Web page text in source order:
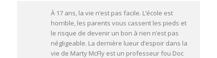
À 17 ans, la vie n’est pas facile. L’école est
horrible, les parents vous cassent les pieds et
le risque de devenir un bon à rien n’est pas
négligeable. La dernière lueur d’espoir dans la
vie de Marty McFly est un professeur fou Doc